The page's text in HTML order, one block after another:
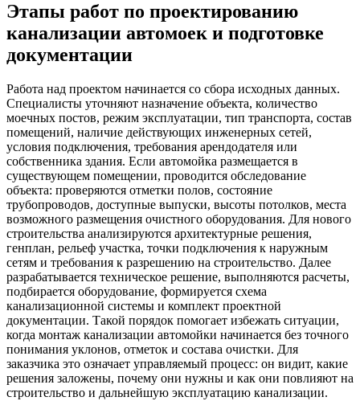
Этапы работ по проектированию
канализации автомоек и подготовке
документации
Работа над проектом начинается со сбора исходных данных.
Специалисты уточняют назначение объекта, количество
моечных постов, режим эксплуатации, тип транспорта, состав
помещений, наличие действующих инженерных сетей,
условия подключения, требования арендодателя или
собственника здания. Если автомойка размещается в
существующем помещении, проводится обследование
объекта: проверяются отметки полов, состояние
трубопроводов, доступные выпуски, высоты потолков, места
возможного размещения очистного оборудования. Для нового
строительства анализируются архитектурные решения,
генплан, рельеф участка, точки подключения к наружным
сетям и требования к разрешению на строительство. Далее
разрабатывается техническое решение, выполняются расчеты,
подбирается оборудование, формируется схема
канализационной системы и комплект проектной
документации. Такой порядок помогает избежать ситуации,
когда монтаж канализации автомойки начинается без точного
понимания уклонов, отметок и состава очистки. Для
заказчика это означает управляемый процесс: он видит, какие
решения заложены, почему они нужны и как они повлияют на
строительство и дальнейшую эксплуатацию канализации.